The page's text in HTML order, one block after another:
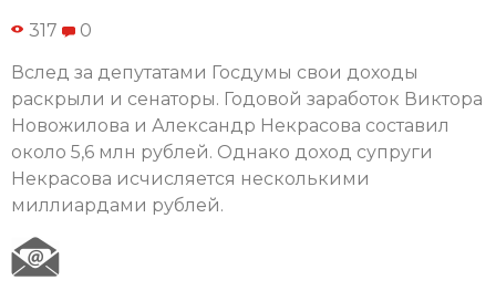
317 0
Вслед за депутатами Госдумы свои доходы
раскрыли и сенаторы. Годовой заработок Виктора
Новожилова и Александр Некрасова составил
около 5,6 млн рублей. Однако доход супруги
Некрасова исчисляется несколькими
миллиардами рублей.